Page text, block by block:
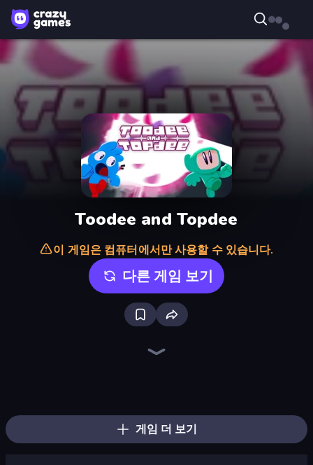
Toodee and Topdee
이 게임은 컴퓨터에서만 사용할 수 있습니다.
다른 게임 보기
게임 더 보기